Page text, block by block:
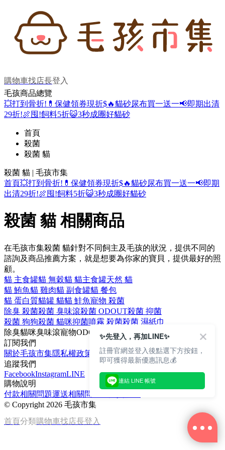
購物車找店長登入
毛孩商品總覽
💥打到骨折! 💊保健領券現折$🔥貓砂尿布買一送一📢即期出清
29折!🍖囤!飼料5折😺3秒成團好貓砂
首頁
殺菌
殺菌 貓
殺菌 貓 | 毛孩市集
首頁💥打到骨折! 💊保健領券現折$🔥貓砂尿布買一送一📢即期
出清29折!🍖囤!飼料5折😺3秒成團好貓砂
殺菌 貓 相關商品
在毛孩市集殺菌 貓針對不同飼主及毛孩的狀況，提供不同的
諮詢及商品推薦方案，就是想要為你家的寶貝，提供最好的照
顧。
貓 主食罐貓 無穀貓 貓主食罐天然 貓
貓 鮪魚貓 雞肉貓 副食罐貓 餐包
貓 蛋白質貓罐 貓貓 鮭魚寵物 殺菌
除臭 殺菌殺菌 臭味滾殺菌 ODOUT殺菌 抑菌
殺菌 狗狗殺菌 貓咪抑菌噴霧 殺菌殺菌 濕紙巾
除臭貓咪臭味滾寵物ODOUT
訂閱我們
關於毛孩市集隱私權政策
文章
追蹤我們
FacebookInstagramLINE
購物說明
付款相關問題運送相關問題
© Copyright 2026 毛孩市集
首頁分類購物車找店長登入
✨先登入，再加LINE✨
註冊官網並登入後點選下方按鈕，
即可獲得最新優惠訊息💰
連結 LINE 帳號